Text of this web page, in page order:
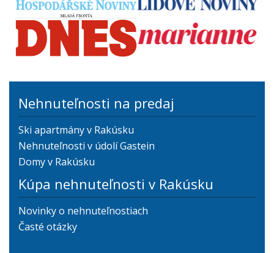
Nehnuteľnosti na predaj
Ski apartmány v Rakúsku
Nehnuteľnosti v údolí Gastein
Domy v Rakúsku
Kúpa nehnuteľnosti v Rakúsku
Novinky o nehnuteľnostiach
Časté otázky